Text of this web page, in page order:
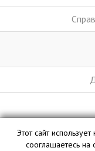
База данных
Этот сайт
сооглашаетесь на